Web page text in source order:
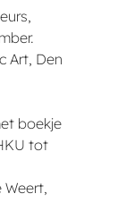
Art, Den
boekje
tot